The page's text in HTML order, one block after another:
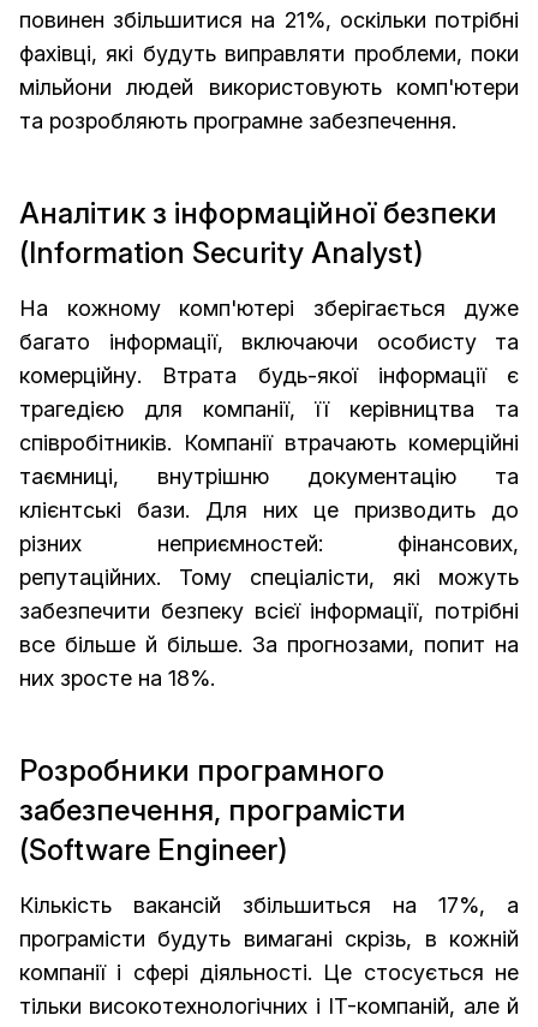
повинен збільшитися на 21%, оскільки потрібні
фахівці, які будуть виправляти проблеми, поки
мільйони людей використовують комп'ютери
та розробляють програмне забезпечення.
Аналітик з інформаційної безпеки
(Information Security Analyst)
На кожному комп'ютері зберігається дуже
багато інформації, включаючи особисту та
комерційну. Втрата будь-якої інформації є
трагедією для компанії, її керівництва та
співробітників. Компанії втрачають комерційні
таємниці, внутрішню документацію та
клієнтські бази. Для них це призводить до
різних неприємностей: фінансових,
репутаційних. Тому спеціалісти, які можуть
забезпечити безпеку всієї інформації, потрібні
все більше й більше. За прогнозами, попит на
них зросте на 18%.
Розробники програмного
забезпечення, програмісти
(Software Engineer)
Кількість вакансій збільшиться на 17%, а
програмісти будуть вимагані скрізь, в кожній
компанії і сфері діяльності. Це стосується не
тільки високотехнологічних і IT-компаній, але й